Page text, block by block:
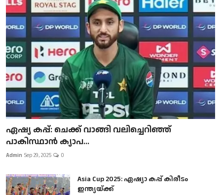
ഏഷ്യ കപ്പ്: ചെക്ക് വാങ്ങി വലിച്ചെറിഞ്ഞ്
പാകിസ്ഥാൻ ക്യാപ...
Admin Sep 29, 2025 0
Asia Cup 2025: ഏഷ്യാ കപ്പ് കിരീടം
ഇന്ത്യയ്ക്ക്